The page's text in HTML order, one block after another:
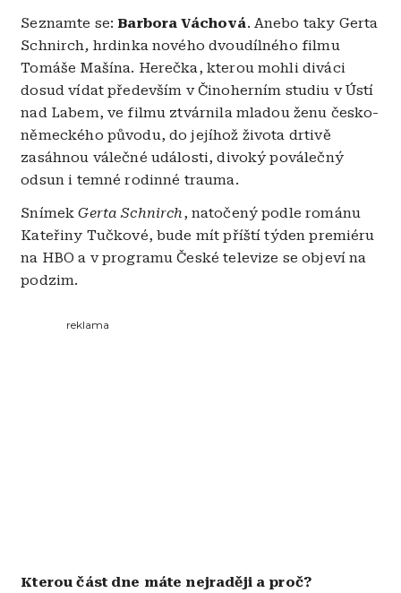
Seznamte se: Barbora Váchová. Anebo taky Gerta
Schnirch, hrdinka nového dvoudílného filmu
Tomáše Mašína. Herečka, kterou mohli diváci
dosud vídat především v Činoherním studiu v Ústí
nad Labem, ve filmu ztvárnila mladou ženu česko-
německého původu, do jejíhož života drtivě
zasáhnou válečné události, divoký poválečný
odsun i temné rodinné trauma.
SnímekGerta Schnirch, natočený podle románu
Kateřiny Tučkové, bude mít příští týden premiéru
na HBO a v programu České televize se objeví na
podzim.
reklama
Kterou část dne máte nejraději a proč?